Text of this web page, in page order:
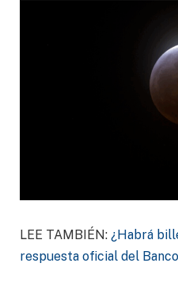
LEE TAMBIÉN: ¿Habrá
respuesta oficial del